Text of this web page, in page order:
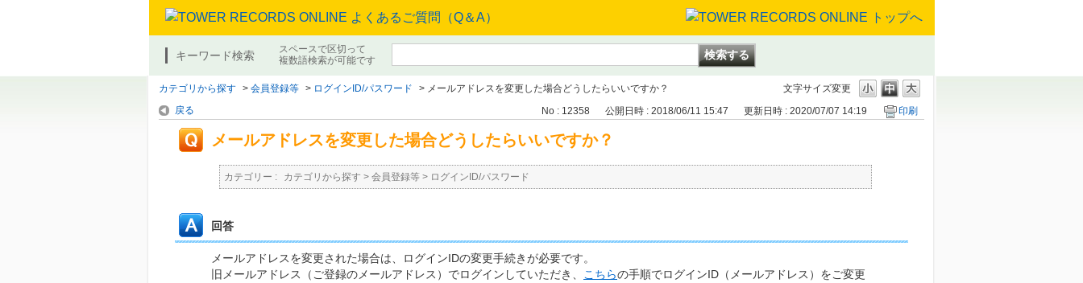
キーワード検索
スペースで区切って
複数語検索が可能です
文字サイズ変更
カテゴリから探す > 会員登録等 > ログインID/パスワード > メールアドレスを変更した場合どうしたらいいですか？
戻る
No : 12358 公開日時 : 2018/06/11 15:47 更新日時 : 2020/07/07 14:19 印刷
メールアドレスを変更した場合どうしたらいいですか？
カテゴリー : カテゴリから探す > 会員登録等 > ログインID/パスワード
回答
メールアドレスを変更された場合は、ログインIDの変更手続きが必要です。
旧メールアドレス（ご登録のメールアドレス）でログインしていただき、 こちらの手順でログインID（メールアドレス）をご変更